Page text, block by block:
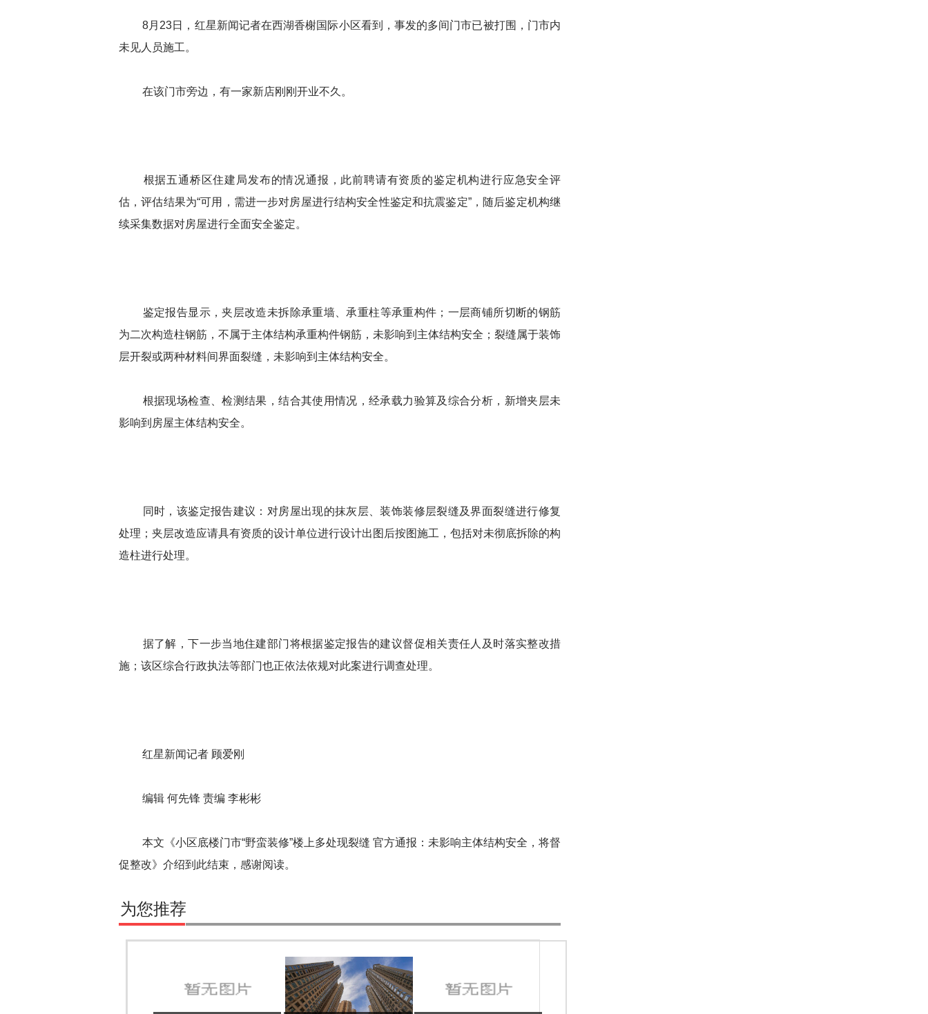
8月23日，红星新闻记者在西湖香榭国际小区看到，事发的多间门市已被打围，门市内
未见人员施工。
在该门市旁边，有一家新店刚刚开业不久。
根据五通桥区住建局发布的情况通报，此前聘请有资质的鉴定机构进行应急安全评
估，评估结果为“可用，需进一步对房屋进行结构安全性鉴定和抗震鉴定”，随后鉴定机构继
续采集数据对房屋进行全面安全鉴定。
鉴定报告显示，夹层改造未拆除承重墙、承重柱等承重构件；一层商铺所切断的钢筋
为二次构造柱钢筋，不属于主体结构承重构件钢筋，未影响到主体结构安全；裂缝属于装饰
层开裂或两种材料间界面裂缝，未影响到主体结构安全。
根据现场检查、检测结果，结合其使用情况，经承载力验算及综合分析，新增夹层未
影响到房屋主体结构安全。
同时，该鉴定报告建议：对房屋出现的抹灰层、装饰装修层裂缝及界面裂缝进行修复
处理；夹层改造应请具有资质的设计单位进行设计出图后按图施工，包括对未彻底拆除的构
造柱进行处理。
据了解，下一步当地住建部门将根据鉴定报告的建议督促相关责任人及时落实整改措
施；该区综合行政执法等部门也正依法依规对此案进行调查处理。
红星新闻记者 顾爱刚
编辑 何先锋 责编 李彬彬
本文《小区底楼门市“野蛮装修”楼上多处现裂缝 官方通报：未影响主体结构安全，将督
促整改》介绍到此结束，感谢阅读。
为您推荐